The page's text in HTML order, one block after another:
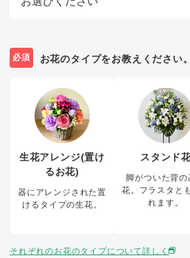
必須 お花のタイプをお教えください。
生花アレンジ(置け
るお花)
器にアレンジされた置
けるタイプの生花。
スタンド
脚がついた背の
花。フラスタと
れます。
それぞれのお花のタイプについて詳しく